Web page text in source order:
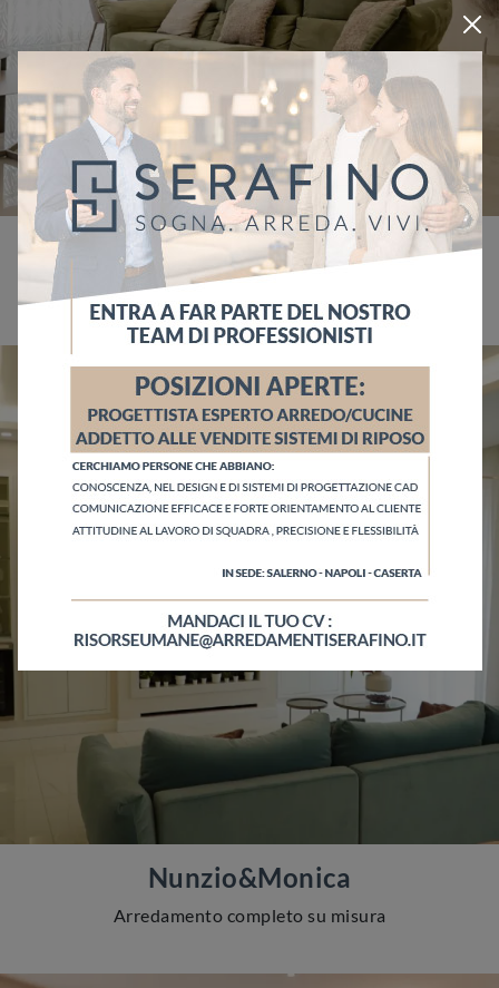
Mariangela&Gennaro
Arredamento completo su misura a Striano
Nunzio&Monica
Arredamento completo su misura